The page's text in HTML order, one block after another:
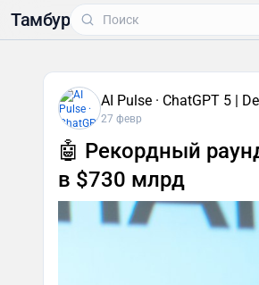
Тамбур
AI Pulse · ChatGPT 5 |
27 февр
🤖 Рекордный
в $730 млрд